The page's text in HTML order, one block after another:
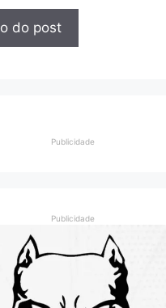
Publicidade
Publicidade